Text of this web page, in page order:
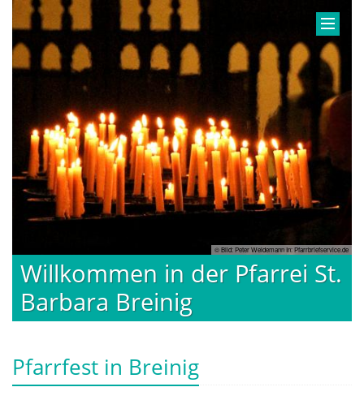
© Bild: Peter Weidemann In: Pfarrbriefservice.de
Willkommen in der Pfarrei St.
Barbara Breinig
Pfarrfest in Breinig